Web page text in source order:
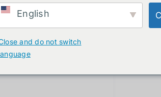
English
and do not switch